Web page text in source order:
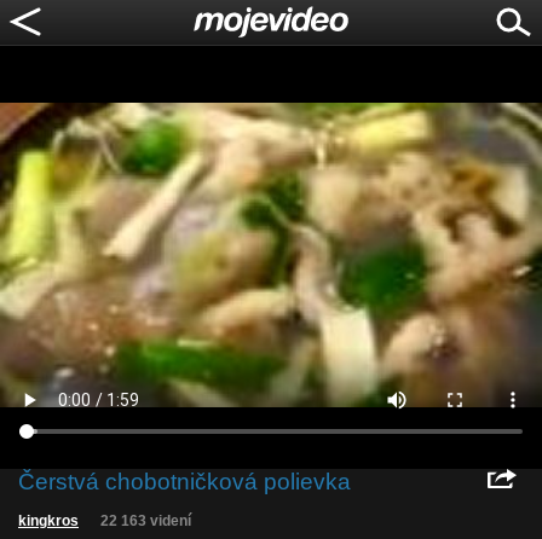
Čerstvá chobotničková polievka
kingkros 22 163 videní